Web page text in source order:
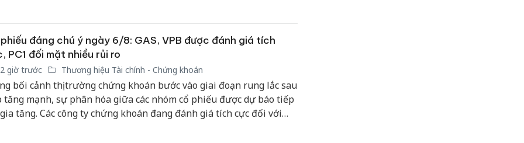
đáng chú ý ngày 6/8: GAS, VPB được đánh giá tích
PC1 đối mặt nhiều rủi ro
giờ trước Thương hiệu Tài chính - Chứng khoán
bối cảnh thị trường chứng khoán bước vào giai đoạn rung lắc sau
tăng mạnh, sự phân hóa giữa các nhóm cổ phiếu được dự báo tiếp
tăng. Các công ty chứng khoán đang đánh giá tích cực đối với